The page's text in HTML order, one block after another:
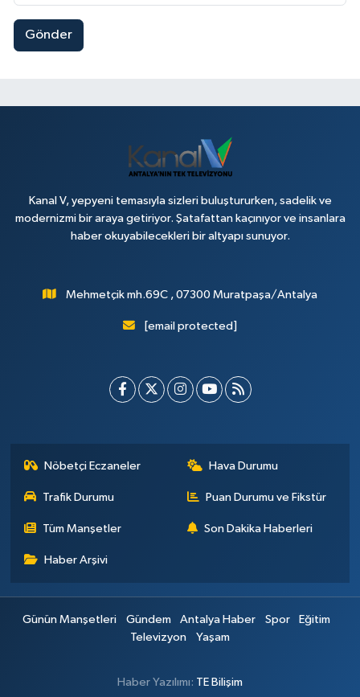
Gönder
Kanal V, yepyeni temasıyla sizleri buluştururken, sadelik ve
modernizmi bir araya getiriyor. Şatafattan kaçınıyor ve insanlara
haber okuyabilecekleri bir altyapı sunuyor.
Mehmetçik mh.69C , 07300 Muratpaşa/Antalya
[email protected]
Nöbetçi Eczaneler Hava Durumu
Trafik Durumu Puan Durumu ve Fikstür
Tüm Manşetler Son Dakika Haberleri
Haber Arşivi
Günün Manşetleri Gündem Antalya Haber Spor
Eğitim
Televizyon
Yaşam
Haber Yazılımı: TE Bilişim